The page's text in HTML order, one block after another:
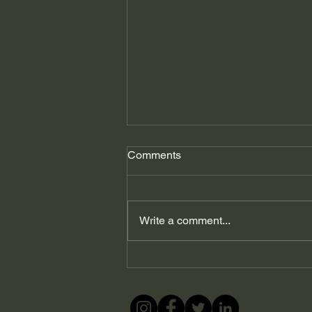
შევარცხვინე ორივე!
Comments
Write a comment...